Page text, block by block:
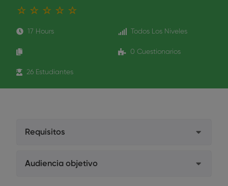
17 Hours Todos Los Niveles
0 Cuestionarios
26 Estudiantes
Requisitos
Audiencia objetivo